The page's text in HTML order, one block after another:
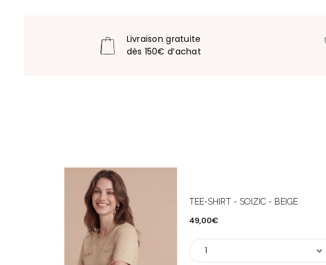
Livraison gratuite
dès 150€ d’achat
TEE-SHIRT - SOIZIC - BEIGE
Prix
49,00€